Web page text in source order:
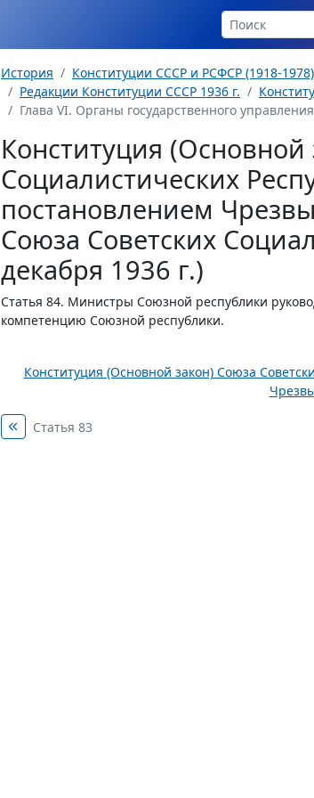
История Конституции СССР и РСФСР (1918-1978)
Редакции Конституции СССР 1936 г.
Глава VI. Органы государственного
Конституция (Основной
Социалистических
постановлением
Союза Советских
декабря 1936 г.)
Статья 84. Министры Союзной республики
компетенцию Союзной республики.
Конституция (Основной закон) Союза
Статья 83